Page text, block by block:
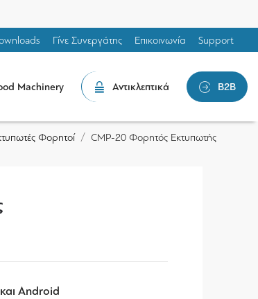
Γίνε Συνεργάτης Επικοινωνία Support
Machinery Αντικλεπτικά B2B
Φορητοί CMP-20 Φορητός Εκτυπωτής
Android